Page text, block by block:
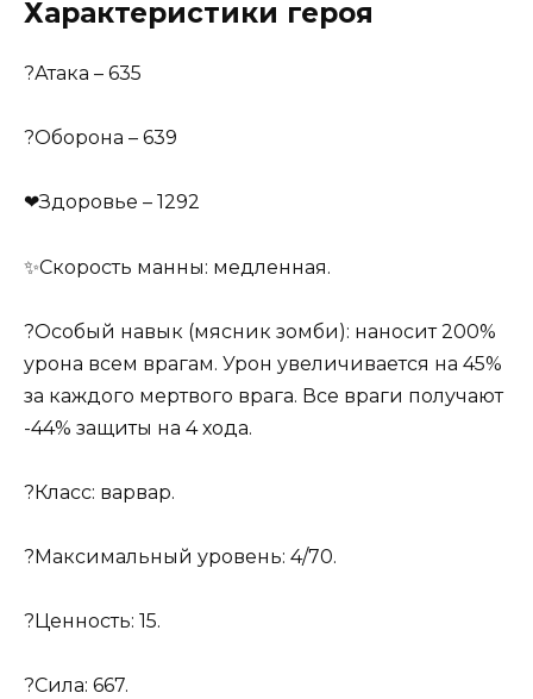
Характеристики героя
?Атака – 635
?Оборона – 639
❤Здоровье – 1292
✨Скорость манны: медленная.
?Особый навык (мясник зомби): наносит 200%
урона всем врагам. Урон увеличивается на 45%
за каждого мертвого врага. Все враги получают
-44% защиты на 4 хода.
?Класс: варвар.
?Максимальный уровень: 4/70.
?Ценность: 15.
?Сила: 667.